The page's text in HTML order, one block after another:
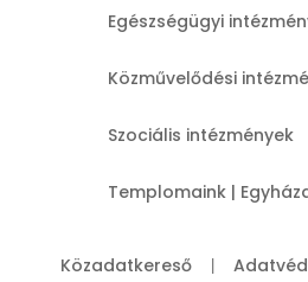
Egészségügyi
Közművelődési
Szociális intézmények
Templomaink |
Közadatkereső